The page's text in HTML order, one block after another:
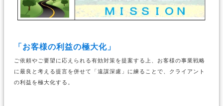
「お客様の利益の極大化」
ご依頼やご要望に応えられる有効対策を提案する上、お客様の事業戦略
に最良と考える提言を併せて「遠謀深慮」に練ることで、クライアント
の利益を極大化する。